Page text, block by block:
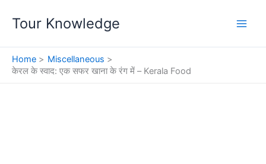
Tour Knowledge
Home
Miscellaneous
केरल के स्वाद: एक सफर खाना के रंग में – Kerala Food